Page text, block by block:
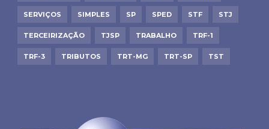
SERVIÇOS SIMPLES SP SPED STF STJ
TERCEIRIZAÇÃO TJSP TRABALHO TRF-1
TRF-3 TRIBUTOS TRT-MG TRT-SP TST